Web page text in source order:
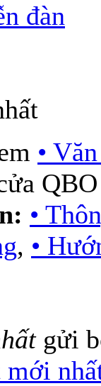
đàn
•
QBO
•
, •
gửi